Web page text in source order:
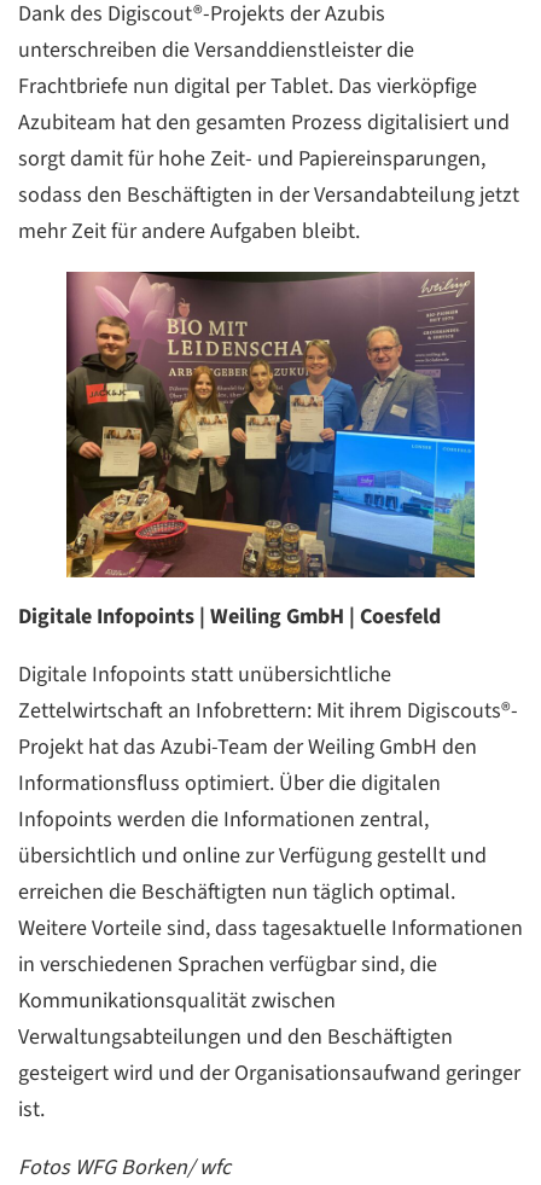
Dank des Digiscout®-Projekts der Azubis
unterschreiben die Versanddienstleister die
Frachtbriefe nun digital per Tablet. Das vierköpfige
Azubiteam hat den gesamten Prozess digitalisiert und
sorgt damit für hohe Zeit- und Papiereinsparungen,
sodass den Beschäftigten in der Versandabteilung jetzt
mehr Zeit für andere Aufgaben bleibt.
Digitale Infopoints | Weiling GmbH | Coesfeld
Digitale Infopoints statt unübersichtliche
Zettelwirtschaft an Infobrettern: Mit ihrem Digi­­scouts®-
Projekt hat das Azubi-Team der Weiling GmbH den
Informationsfluss optimiert. Über die digitalen
Infopoints werden die Informationen zentral,
übersichtlich und online zur Verfügung gestellt und
erreichen die Beschäftigten nun täglich optimal.
Weitere Vorteile sind, dass tagesaktuelle Informationen
in verschiedenen Sprachen verfügbar sind, die
Kommunikationsqualität zwischen
Verwaltungsabteilungen und den Beschäftigten
gesteigert wird und der Organisationsaufwand geringer
ist.
Fotos WFG Borken/ wfc